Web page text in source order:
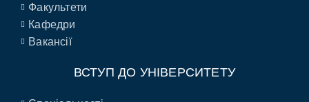
Факультети
Кафедри
Вакансії
ВСТУП ДО УНІВЕРСИТЕТУ